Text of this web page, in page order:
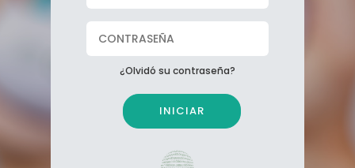
¿Olvidó su contraseña?
INICIAR